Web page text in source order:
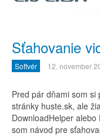
Sťahovanie
Softvér 12. november
Pred pár dňami som si
stránky huste.sk, ale
DownloadHelper
som návod pre